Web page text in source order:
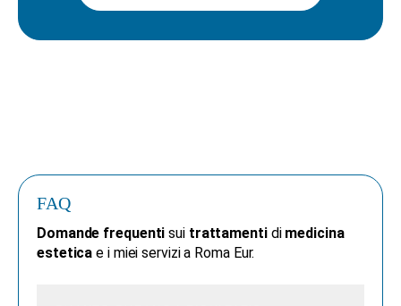
FAQ
Domande frequenti sui trattamenti di medicina
estetica e i miei servizi a Roma Eur.